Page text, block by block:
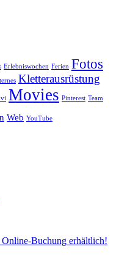
Erlebniswochen Ferien Fotos
Kletterausrüstung
Movies Pinterest Team
Web YouTube
Online-Buchung erhältlich!